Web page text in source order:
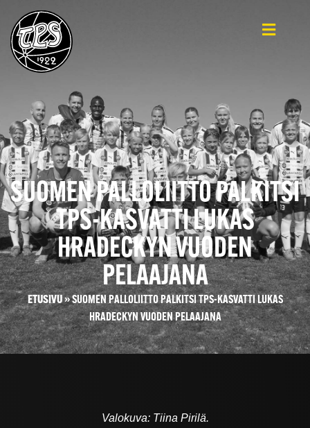
SUOMEN PALLOLIITTO PALKITSI
TPS-KASVATTI LUKAS
HRADECKYN VUODEN
PELAAJANA
ETUSIVU»SUOMEN PALLOLIITTO PALKITSI TPS-KASVATTI LUKAS
HRADECKYN VUODEN PELAAJANA
Valokuva: Tiina Pirilä.